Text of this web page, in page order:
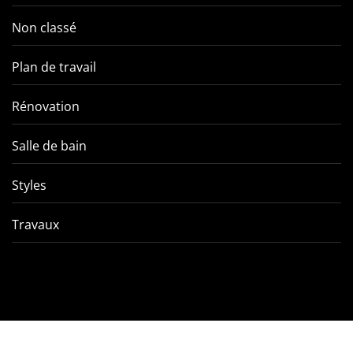
Non classé
Plan de travail
Rénovation
Salle de bain
Styles
Travaux